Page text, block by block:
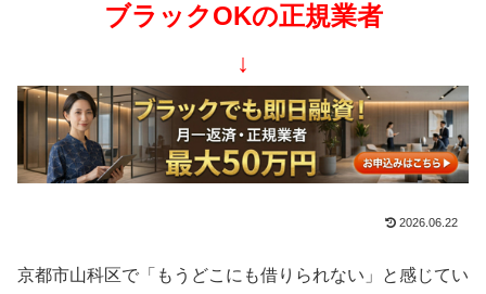
ブラックOKの正規業者
↓
2026.06.22
京都市山科区で「もうどこにも借りられない」と感じてい